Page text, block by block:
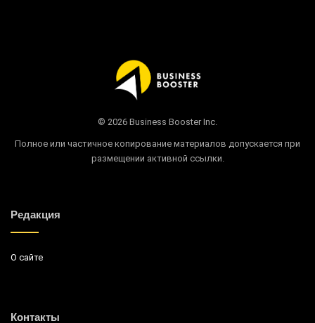
© 2026 Business Booster Inc.
Полное или частичное копирование материалов допускается при
размещении активной ссылки.
Редакция
О сайте
Контакты